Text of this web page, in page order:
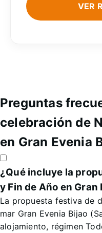
VER
Preguntas
celebración de
en Gran Evenia
¿Qué incluye la
y Fin de Año en Gran
La propuesta festiva de
mar Gran Evenia Bijao
alojamiento, régimen